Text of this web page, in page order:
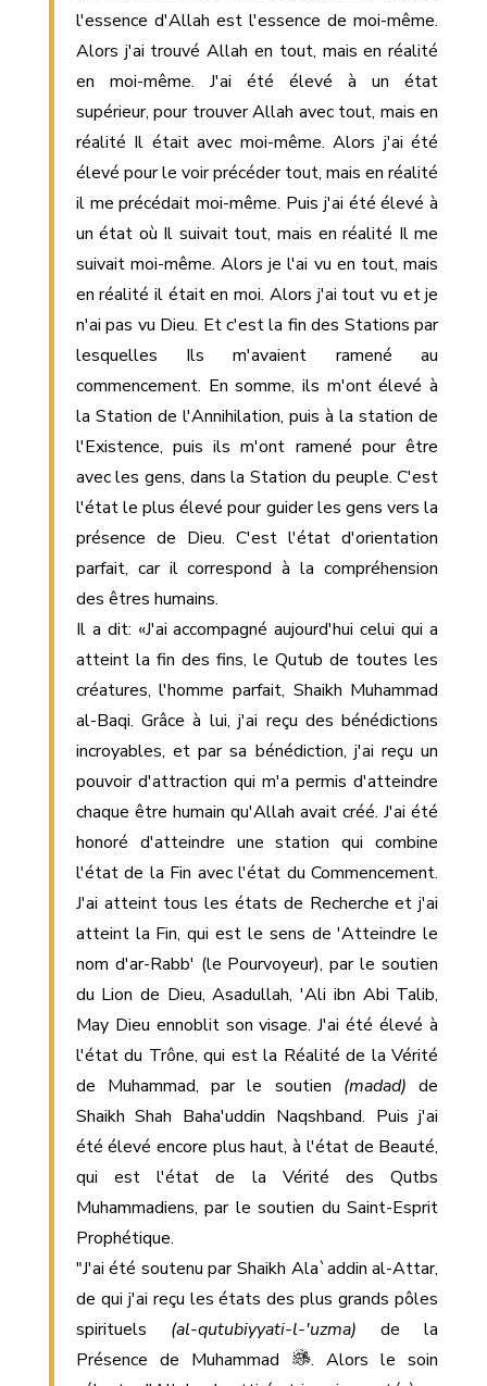
l'essence d'Allah est l'essence de moi-même.
Alors j'ai trouvé Allah en tout, mais en réalité
en moi-même. J'ai été élevé à un état
supérieur, pour trouver Allah avec tout, mais en
réalité Il était avec moi-même. Alors j'ai été
élevé pour le voir précéder tout, mais en réalité
il me précédait moi-même. Puis j'ai été élevé à
un état où Il suivait tout, mais en réalité Il me
suivait moi-même. Alors je l'ai vu en tout, mais
en réalité il était en moi. Alors j'ai tout vu et je
n'ai pas vu Dieu. Et c'est la fin des Stations par
lesquelles Ils m'avaient ramené au
commencement. En somme, ils m'ont élevé à
la Station de l'Annihilation, puis à la station de
l'Existence, puis ils m'ont ramené pour être
avec les gens, dans la Station du peuple. C'est
l'état le plus élevé pour guider les gens vers la
présence de Dieu. C'est l'état d'orientation
parfait, car il correspond à la compréhension
des êtres humains.
Il a dit: «J'ai accompagné aujourd'hui celui qui a
atteint la fin des fins, le Qutub de toutes les
créatures, l'homme parfait, Shaikh Muhammad
al-Baqi. Grâce à lui, j'ai reçu des bénédictions
incroyables, et par sa bénédiction, j'ai reçu un
pouvoir d'attraction qui m'a permis d'atteindre
chaque être humain qu'Allah avait créé. J'ai été
honoré d'atteindre une station qui combine
l'état de la Fin avec l'état du Commencement.
J'ai atteint tous les états de Recherche et j'ai
atteint la Fin, qui est le sens de 'Atteindre le
nom d'ar-Rabb' (le Pourvoyeur), par le soutien
du Lion de Dieu, Asadullah, 'Ali ibn Abi Talib,
May Dieu ennoblit son visage. J'ai été élevé à
l'état du Trône, qui est la Réalité de la Vérité
de Muhammad, par le soutien (madad) de
Shaikh Shah Baha'uddin Naqshband. Puis j'ai
été élevé encore plus haut, à l'état de Beauté,
qui est l'état de la Vérité des Qutbs
Muhammadiens, par le soutien du Saint-Esprit
Prophétique.
"J'ai été soutenu par Shaikh Ala`addin al-Attar,
de qui j'ai reçu les états des plus grands pôles
spirituels (al-qutubiyyati-l-'uzma) de la
Présence de Muhammad
. Alors le soin